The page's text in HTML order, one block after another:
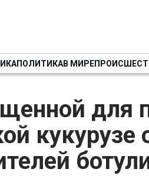
ПОЛИТИКАВ МИРЕ
для